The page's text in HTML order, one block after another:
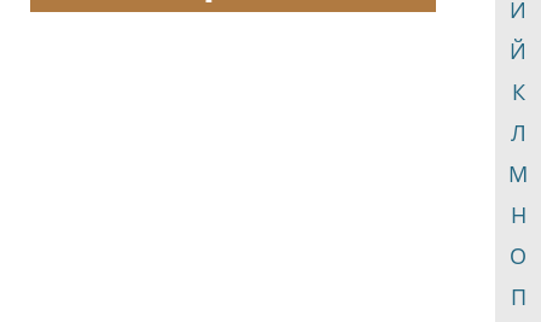
И
Й
К
Л
М
Н
О
П